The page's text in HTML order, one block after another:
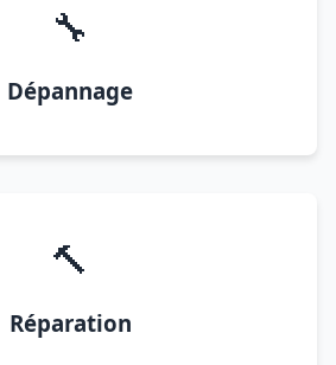
🔧
Dépannage
🔨
Réparation